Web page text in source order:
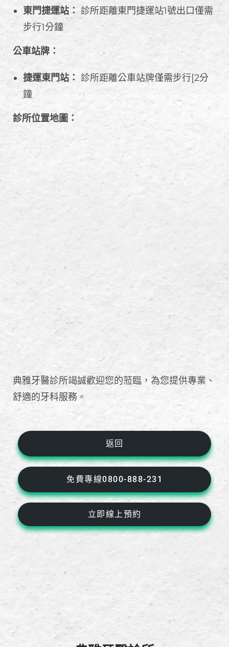
東門捷運站： 診所距離東門捷運站1號出口僅需
步行1分鐘
公車站牌：
捷運東門站： 診所距離公車站牌僅需步行[2分
鐘
診所位置地圖：
典雅牙醫診所竭誠歡迎您的蒞臨，為您提供專業、
舒適的牙科服務。
返回
免費專線0800-888-231
立即線上預約